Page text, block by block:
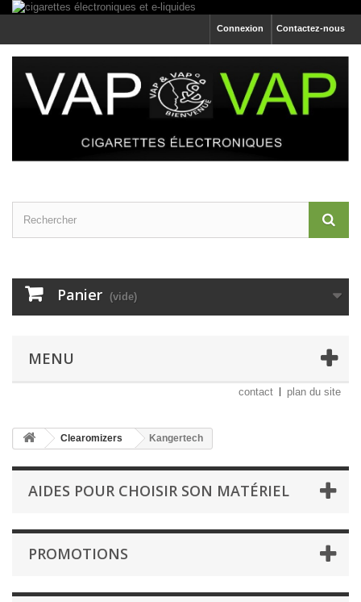
Contactez-nous
Connexion
Panier (vide)
MENU
contact plan du site
Clearomizers Kangertech
AIDES POUR CHOISIR SON MATÉRIEL
PROMOTIONS